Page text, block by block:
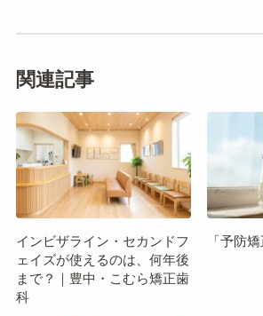
関連記事
インビザライン・セカンドフ
ェイズが使えるのは、何年後
まで？｜豊中・こむら矯正歯
科
「予防